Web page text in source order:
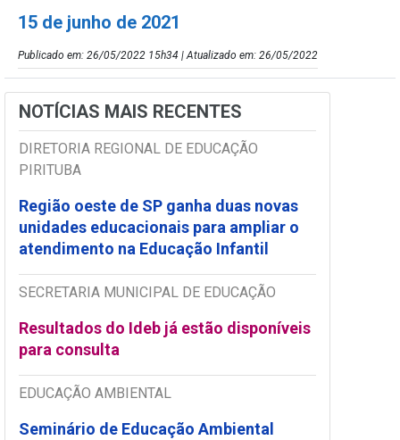
15 de junho de 2021
Publicado em: 26/05/2022 15h34 | Atualizado em: 26/05/2022
NOTÍCIAS MAIS RECENTES
DIRETORIA REGIONAL DE EDUCAÇÃO
PIRITUBA
Região oeste de SP ganha duas novas
unidades educacionais para ampliar o
atendimento na Educação Infantil
SECRETARIA MUNICIPAL DE EDUCAÇÃO
Resultados do Ideb já estão disponíveis
para consulta
EDUCAÇÃO AMBIENTAL
Seminário de Educação Ambiental